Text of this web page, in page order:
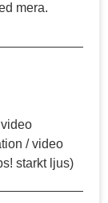
mera.
/ video
starkt ljus)